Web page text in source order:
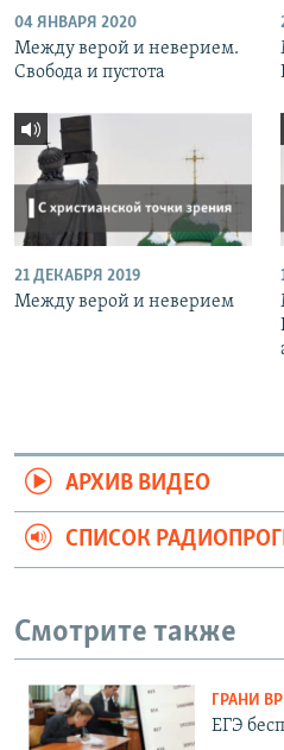
04 ЯНВАРЯ 2020
Между верой и неверием.
Свобода и пустота
21 ДЕКАБРЯ 2019
Между верой и неверием
АРХИВ ВИДЕО
СПИСОК
Смотрите также
ГРАНИ
ЕГЭ